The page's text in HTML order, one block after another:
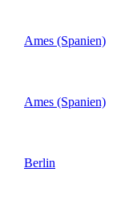
Ames (Spanien)
Ames (Spanien)
Berlin